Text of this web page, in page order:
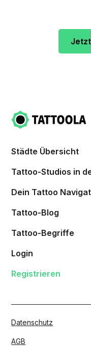
Städte Übersicht
Tattoo-Studios in
Dein Tattoo
Tattoo-Blog
Tattoo-Begriffe
Login
Registrieren
Datenschutz
AGB